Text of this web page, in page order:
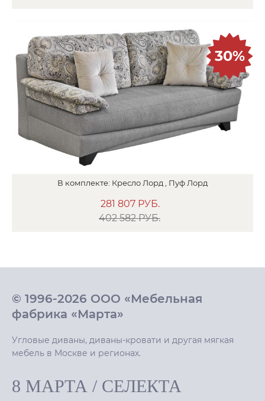
В комплекте: Кресло Лорд , Пуф Лорд
281 807 РУБ.
402 582 РУБ.
30%
© 1996-2026 ООО «Мебельная
фабрика «Марта»
Угловые диваны, диваны-кровати и другая мягкая
мебель в Москве и регионах.
8 МАРТА / СЕЛЕКТА